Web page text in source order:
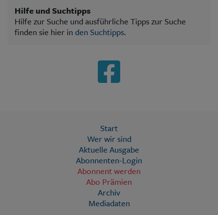
Hilfe und Suchtipps
Hilfe zur Suche und ausführliche Tipps zur Suche
finden sie hier in den Suchtipps.
Start
Wer wir sind
Aktuelle Ausgabe
Abonnenten-Login
Abonnent werden
Abo Prämien
Archiv
Mediadaten